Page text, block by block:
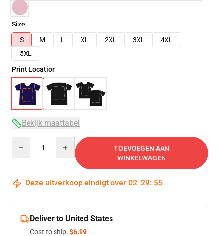
Size
S
M L XL 2XL 3XL
4XL
5XL
Print Location
Bekijk maattabel
TOEVOEGEN AAN
WINKELWAGEN
Deze uitverkoop eindigt over 02: 29: 54
Deliver to United States
Cost to ship:$6.99